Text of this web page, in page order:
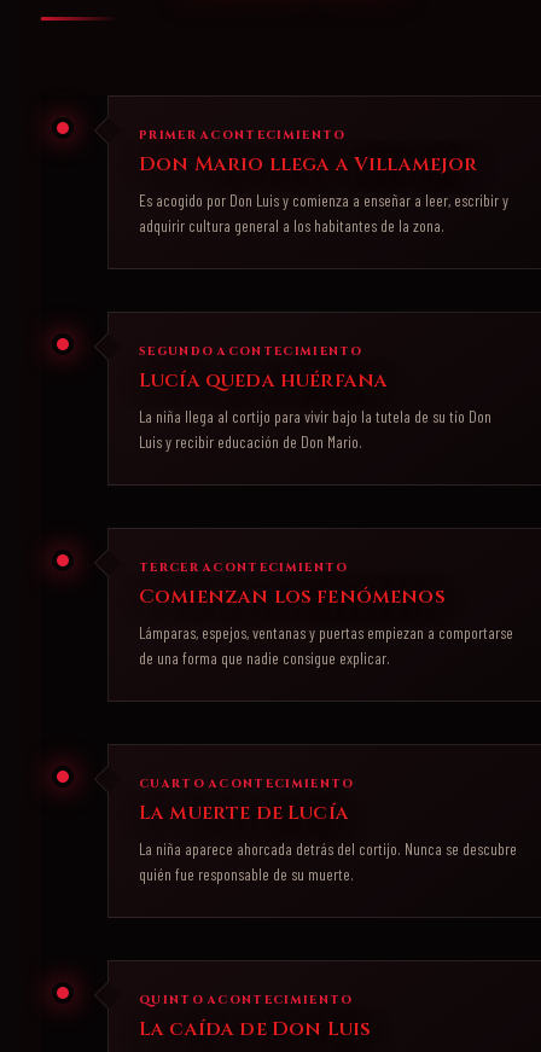
PRIMER ACONTECIMIENTO
Don Mario llega a Villamejor
Es acogido por Don Luis y comienza a enseñar a leer, escribir y
adquirir cultura general a los habitantes de la zona.
SEGUNDO ACONTECIMIENTO
Lucía queda huérfana
La niña llega al cortijo para vivir bajo la tutela de su tío Don
Luis y recibir educación de Don Mario.
TERCER ACONTECIMIENTO
Comienzan los fenómenos
Lámparas, espejos, ventanas y puertas empiezan a comportarse
de una forma que nadie consigue explicar.
CUARTO ACONTECIMIENTO
La muerte de Lucía
La niña aparece ahorcada detrás del cortijo. Nunca se descubre
quién fue responsable de su muerte.
QUINTO ACONTECIMIENTO
La caída de Don Luis